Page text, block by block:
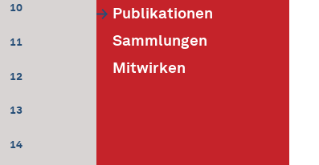
10
11
12
13
14
Publikationen
Sammlungen
Mitwirken